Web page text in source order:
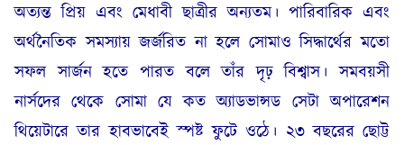
অত্যন্ত প্রিয় এবং মেধাবী ছাত্রীর অন্যতম। পারিবারিক এবং
অর্থনৈতিক সমস্যায় জর্জরিত না হলে সোমাও সিদ্ধার্থের মতো
সফল সার্জন হতে পারত বলে তাঁর দৃঢ় বিশ্বাস। সমবয়সী
নার্সদের থেকে সোমা যে কত অ্যাডভান্সড সেটা অপারেশন
থিয়েটারে তার হাবভাবেই স্পষ্ট ফুটে ওঠে। ২৩ বছরের ছোট্ট